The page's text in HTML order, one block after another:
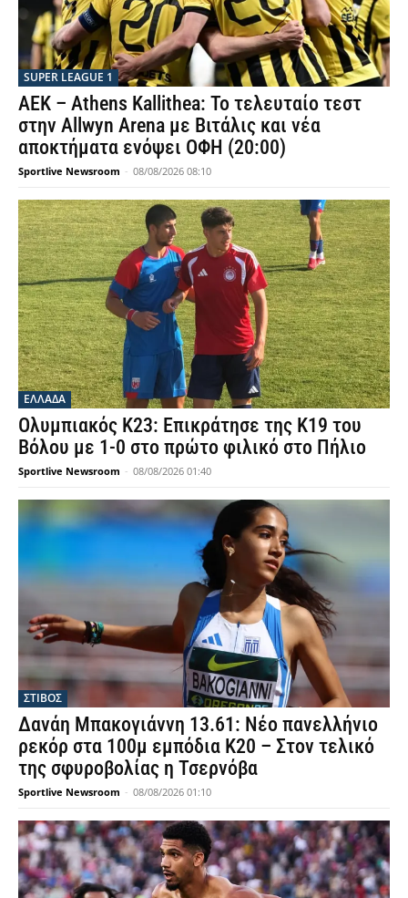
SUPER LEAGUE 1
ΑΕΚ – Athens Kallithea: Το τελευταίο τεστ
στην Allwyn Arena με Βιτάλις και νέα
αποκτήματα ενόψει ΟΦΗ (20:00)
Sportlive Newsroom - 08/08/2026 08:10
ΕΛΛΑΔΑ
Ολυμπιακός Κ23: Επικράτησε της Κ19 του
Βόλου με 1-0 στο πρώτο φιλικό στο Πήλιο
Sportlive Newsroom - 08/08/2026 01:40
ΣΤΙΒΟΣ
Δανάη Μπακογιάννη 13.61: Νέο πανελλήνιο
ρεκόρ στα 100μ εμπόδια Κ20 – Στον τελικό
της σφυροβολίας η Τσερνόβα
Sportlive Newsroom - 08/08/2026 01:10